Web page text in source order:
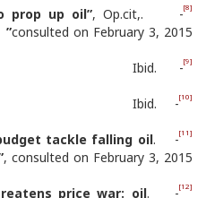
[8]
- .
prop up oil”, Op.cit,
consulted on February 3, 2015
”
[9]
- .Ibid
[10]
- .Ibid
[11]
- .www.al-monitor.com,
tackle falling oil
, consulted on February 3, 2015
[12]